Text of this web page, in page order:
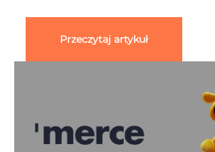
Przeczytaj artykuł